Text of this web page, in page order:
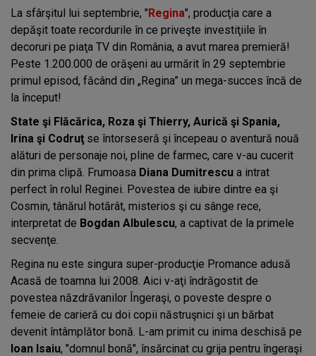
La sfârşitul lui septembrie, "Regina", producţia care a
depăşit toate recordurile în ce priveşte investiţiile în
decoruri pe piaţa TV din România, a avut marea premieră!
Peste 1.200.000 de orăşeni au urmărit în 29 septembrie
primul episod, făcând din „Regina” un mega-succes încă de
la început!
State şi Flăcărica, Roza şi Thierry, Aurică şi Spania,
Irina şi Codruţ se întorseseră şi începeau o aventură nouă
alături de personaje noi, pline de farmec, care v-au cucerit
din prima clipă. Frumoasa Diana Dumitrescu a intrat
perfect în rolul Reginei. Povestea de iubire dintre ea şi
Cosmin, tânărul hotărât, misterios şi cu sânge rece,
interpretat de Bogdan Albulescu, a captivat de la primele
secvenţe.
Regina nu este singura super-producţie Promance adusă
Acasă de toamna lui 2008. Aici v-aţi îndrăgostit de
povestea năzdrăvanilor Îngeraşi, o poveste despre o
femeie de carieră cu doi copii năstruşnici şi un bărbat
devenit întâmplător bonă. L-am primit cu inima deschisă pe
Ioan Isaiu, "domnul bonă", însărcinat cu grija pentru îngeraşi